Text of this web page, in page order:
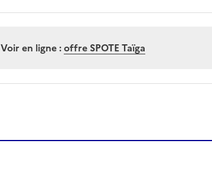
Voir en ligne :offre SPOTE Taïga